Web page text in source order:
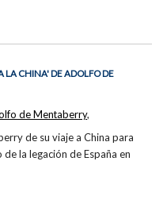
LA CHINA' DE ADOLFO DE
de su viaje a China para
la legación de España en
de Mentaberry,